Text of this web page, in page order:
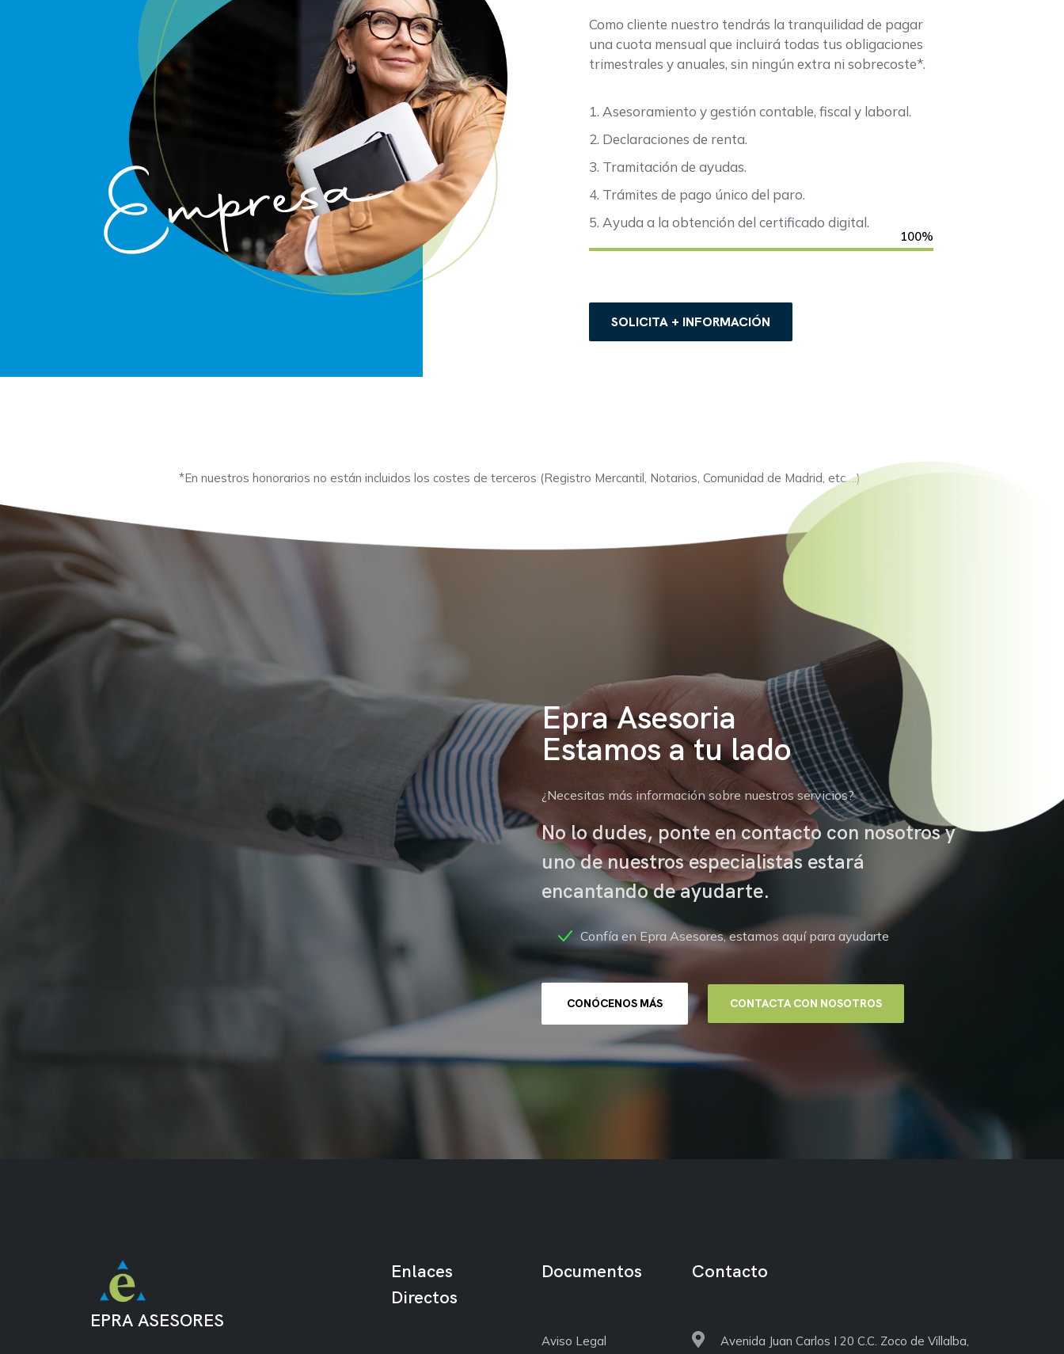
Como cliente nuestro tendrás la tranquilidad de pagar
una cuota mensual que incluirá todas tus obligaciones
trimestrales y anuales, sin ningún extra ni sobrecoste*.
1. Asesoramiento y gestión contable, fiscal y laboral.
2. Declaraciones de renta.
3. Tramitación de ayudas.
4. Trámites de pago único del paro.
5. Ayuda a la obtención del certificado digital.
100%
SOLICITA + INFORMACIÓN
*En nuestros honorarios no están incluidos los costes de terceros (Registro Mercantil, Notarios, Comunidad de Madrid, etc….)
Epra Asesoria
Estamos a tu lado
¿Necesitas más información sobre nuestros servicios?
No lo dudes, ponte en contacto con nosotros y
uno de nuestros especialistas estará
encantando de ayudarte.
Confía en Epra Asesores, estamos aquí para ayudarte
CONÓCENOS MÁS CONTACTA CON NOSOTROS
EPRA ASESORES
Enlaces
Directos
Documentos
Aviso Legal
Contacto
Avenida Juan Carlos I 20 C.C. Zoco de Villalba,